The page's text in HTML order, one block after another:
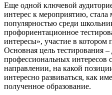
Еще одной ключевой
интерес к мероприятию,
популярностью среди
профориентационное
интересы», участие в котором
Основная цель тестирования
профессиональных интересов
направлении, на какой
интересно развиваться, как
полученное образование.